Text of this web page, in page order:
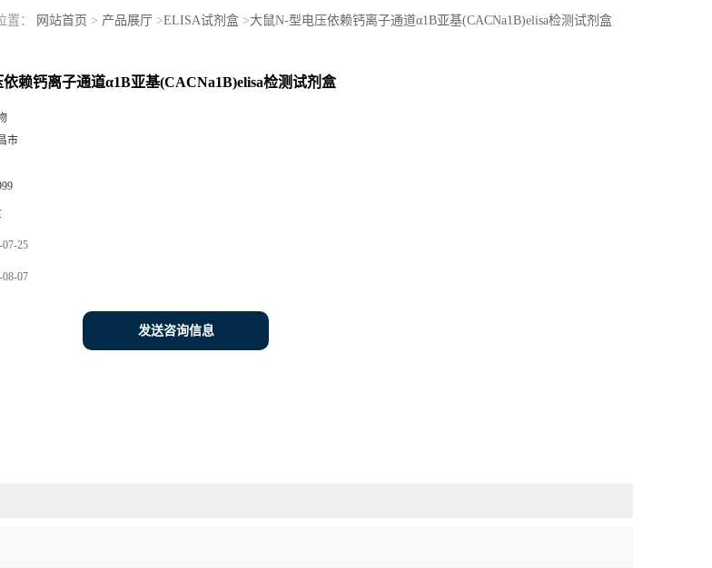
置： 网站首页 > 产品展厅 >ELISA试剂盒>大鼠N-型电压依赖钙离子通道α1B亚基(CACNa1B)elisa检测试剂盒
赖钙离子通道α1B亚基(CACNa1B)elisa检测试剂盒
市
07-25
08-07
发送咨询信息